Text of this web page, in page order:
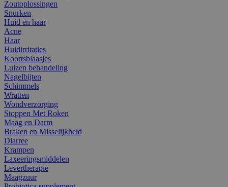
Zoutoplossingen
Snurken
Huid en haar
Acne
Haar
Huidirritaties
Koortsblaasjes
Luizen behandeling
Nagelbijten
Schimmels
Wratten
Wondverzorging
Stoppen Met Roken
Maag en Darm
Braken en Misselijkheid
Diarree
Krampen
Laxeeringsmiddelen
Levertherapie
Maagzuur